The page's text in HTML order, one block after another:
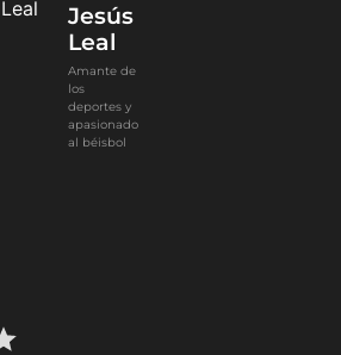
Jesús
Leal
Amante de
los
deportes y
apasionado
al béisbol